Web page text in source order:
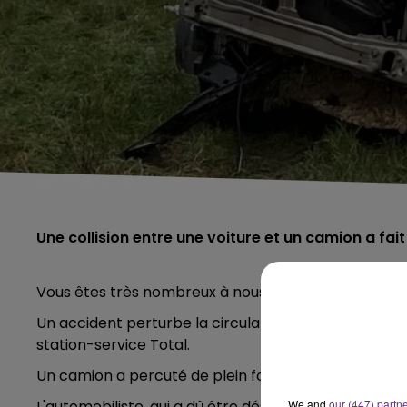
Une collision entre une voiture et un camion a
Vous êtes très nombreux à nous l'avoir signalé dès
Un accident perturbe la circulation sur la RN 44
station-service Total.
Un camion a percuté de plein fouet une voiture.
We and our (447)